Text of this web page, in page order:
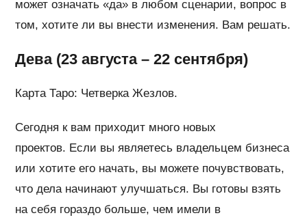
может означать «да» в любом сценарии, вопрос в
том, хотите ли вы внести изменения. Вам решать.
Дева (23 августа – 22 сентября)
Карта Таро: Четверка Жезлов.
Сегодня к вам приходит много новых
проектов. Если вы являетесь владельцем бизнеса
или хотите его начать, вы можете почувствовать,
что дела начинают улучшаться. Вы готовы взять
на себя гораздо больше, чем имели в